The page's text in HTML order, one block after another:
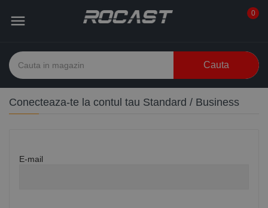
 0
Cauta
Conecteaza-te la contul tau Standard / Business
E-mail